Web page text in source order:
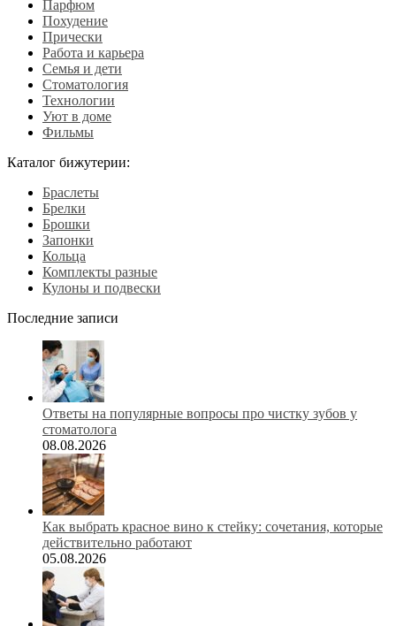
Парфюм
Похудение
Прически
Работа и карьера
Семья и дети
Стоматология
Технологии
Уют в доме
Фильмы
Каталог бижутерии:
Браслеты
Брелки
Брошки
Запонки
Кольца
Комплекты разные
Кулоны и подвески
Последние записи
Ответы на популярные вопросы про чистку зубов у
стоматолога
08.08.2026
Как выбрать красное вино к стейку: сочетания, которые
действительно работают
05.08.2026